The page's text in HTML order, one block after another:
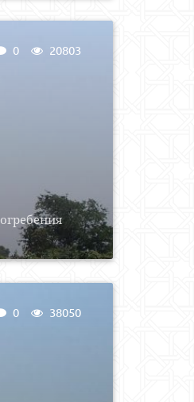
0 20803
0 38050